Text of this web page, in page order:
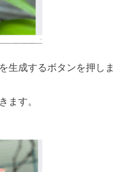
生成するボタンを押しま
ます。